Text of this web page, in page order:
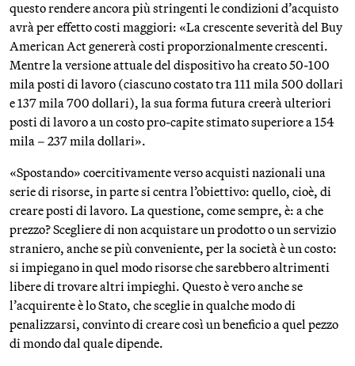
questo rendere ancora più stringenti le condizioni d’acquisto
avrà per effetto costi maggiori: «La crescente severità del Buy
American Act genererà costi proporzionalmente crescenti.
Mentre la versione attuale del dispositivo ha creato 50-100
mila posti di lavoro (ciascuno costato tra 111 mila 500 dollari
e 137 mila 700 dollari), la sua forma futura creerà ulteriori
posti di lavoro a un costo pro-capite stimato superiore a 154
mila – 237 mila dollari».
«Spostando» coercitivamente verso acquisti nazionali una
serie di risorse, in parte si centra l’obiettivo: quello, cioè, di
creare posti di lavoro. La questione, come sempre, è: a che
prezzo? Scegliere di non acquistare un prodotto o un servizio
straniero, anche se più conveniente, per la società è un costo:
si impiegano in quel modo risorse che sarebbero altrimenti
libere di trovare altri impieghi. Questo è vero anche se
l’acquirente è lo Stato, che sceglie in qualche modo di
penalizzarsi, convinto di creare così un beneficio a quel pezzo
di mondo dal quale dipende.